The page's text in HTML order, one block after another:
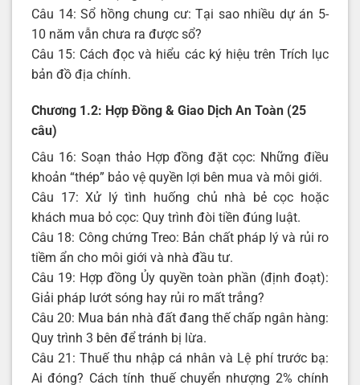
Câu 14: Sổ hồng chung cư: Tại sao nhiều dự án 5-
10 năm vẫn chưa ra được sổ?
Câu 15: Cách đọc và hiểu các ký hiệu trên Trích lục
bản đồ địa chính.
Chương 1.2: Hợp Đồng & Giao Dịch An Toàn (25
câu)
Câu 16: Soạn thảo Hợp đồng đặt cọc: Những điều
khoản “thép” bảo vệ quyền lợi bên mua và môi giới.
Câu 17: Xử lý tình huống chủ nhà bẻ cọc hoặc
khách mua bỏ cọc: Quy trình đòi tiền đúng luật.
Câu 18: Công chứng Treo: Bản chất pháp lý và rủi ro
tiềm ẩn cho môi giới và nhà đầu tư.
Câu 19: Hợp đồng Ủy quyền toàn phần (định đoạt):
Giải pháp lướt sóng hay rủi ro mất trắng?
Câu 20: Mua bán nhà đất đang thế chấp ngân hàng:
Quy trình 3 bên để tránh bị lừa.
Câu 21: Thuế thu nhập cá nhân và Lệ phí trước bạ:
Ai đóng? Cách tính thuế chuyển nhượng 2% chính